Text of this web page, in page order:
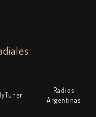
Radios
Argentinas